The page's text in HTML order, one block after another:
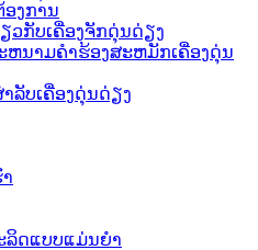
ອງການ
ວກັບເຄື່ອງຈັກດຸ່ນດ່ຽງ
ຫນາມຄໍາຮ້ອງສະຫມັກເຄື່ອງດຸ່ນ
ລັບເຄື່ອງດຸ່ນດ່ຽງ
ລິດແບບແມ່ນຍຳ